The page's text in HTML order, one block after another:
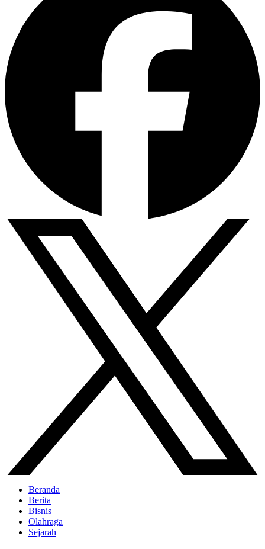
Beranda
Berita
Bisnis
Olahraga
Sejarah